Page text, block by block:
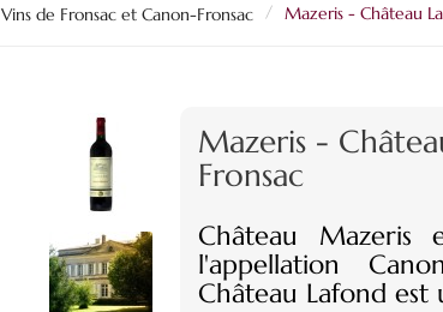
Vins de Fronsac et Canon-Fronsac Mazeris - Château
Mazeris -
Fronsac
Château Mazeris
l'appellation
Château Lafond est